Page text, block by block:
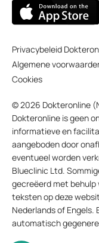
Privacybeleid
Algemene
Cookies
© 2026 Dokteronline
Dokteronline is geen
informatieve en
aangeboden door
eventueel worden
Blueclinic Ltd.
gecreëerd met
teksten op deze
Nederlands of Engels.
automatisch